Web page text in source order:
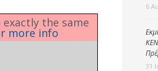
προστασία
the same
more info
6
31